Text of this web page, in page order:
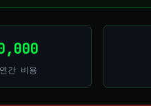
간 비용